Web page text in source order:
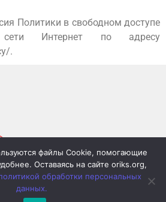
Политики в свободном доступе
Интернет по адресу
.
файлы Cookie, помогающие
Оставаясь на сайте oriks.org,
обработки персональных
данных.